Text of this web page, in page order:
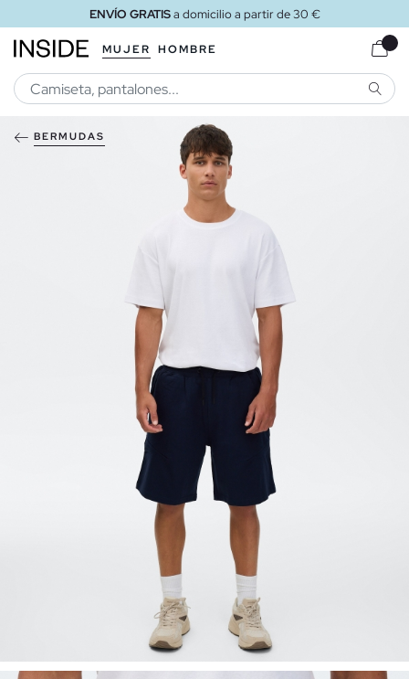
ENVÍO GRATISa domicilio a partir de 30 €
MUJER HOMBRE
BERMUDAS